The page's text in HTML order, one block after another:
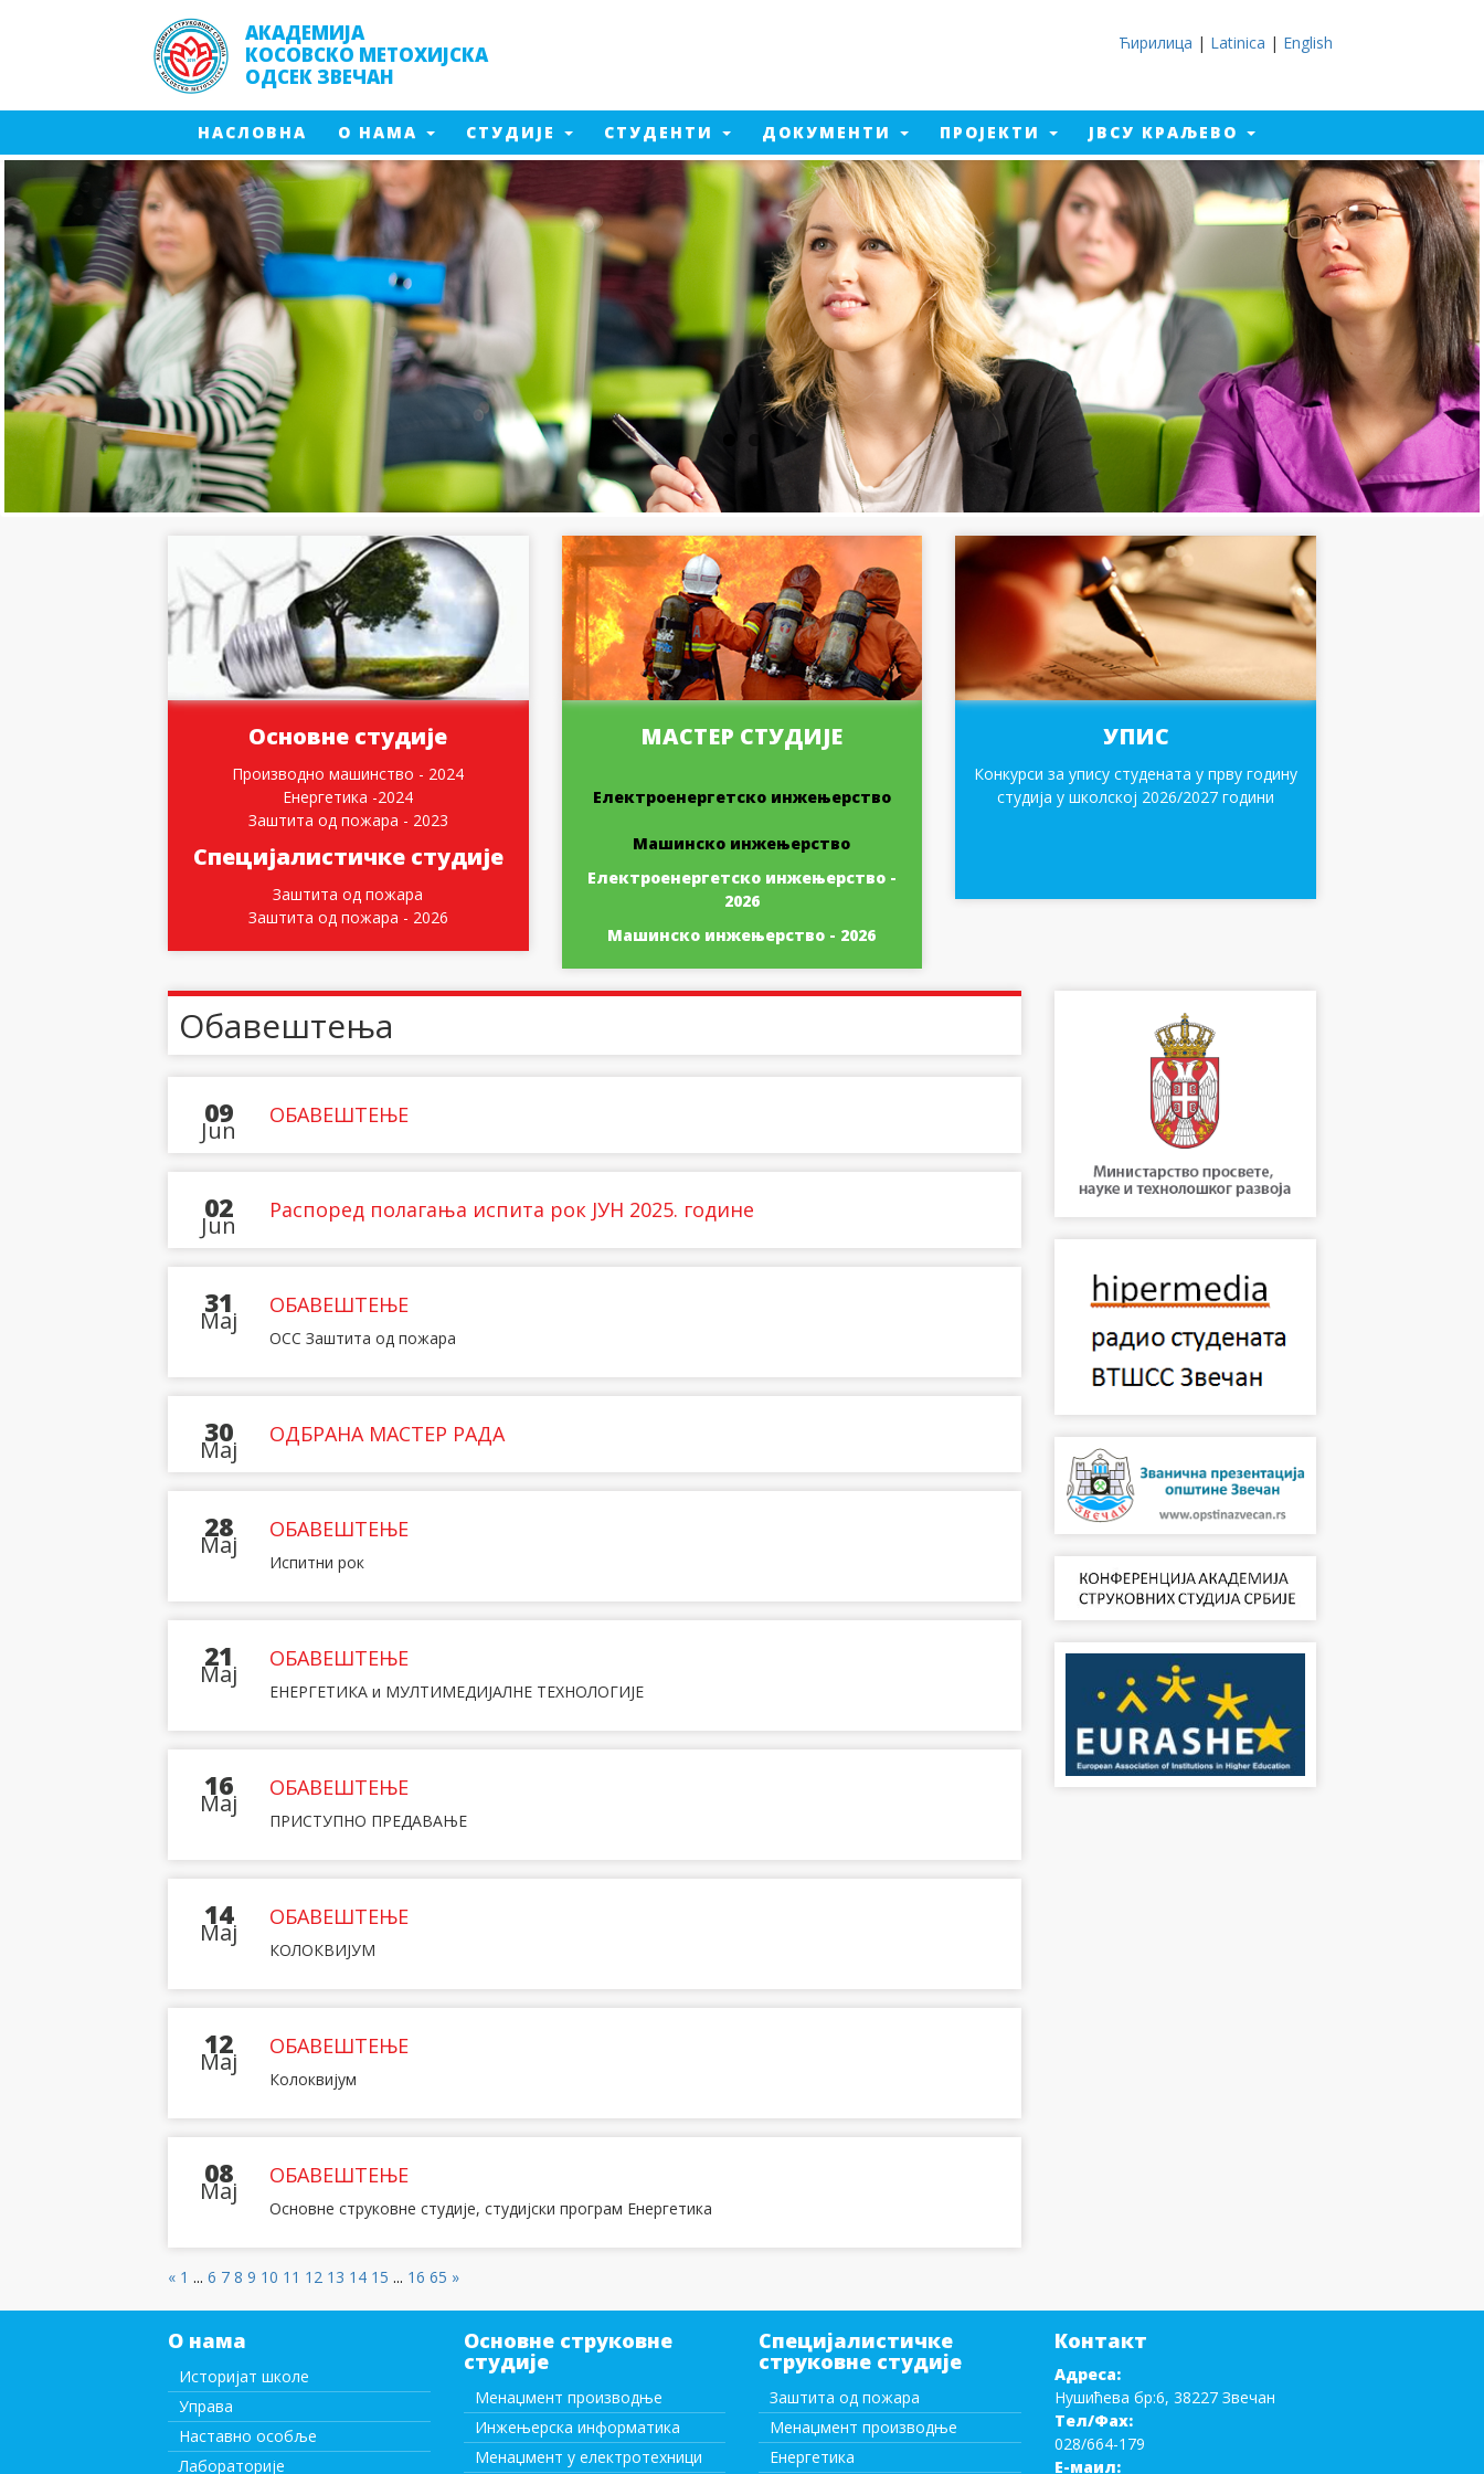
АКАДЕМИЈА
КОСОВСКО МЕТОХИЈСКА
ОДСЕК ЗВЕЧАН
Ћирилица | Latinica | English
(CURRENT)
НАСЛОВНА (CURRENT)
О НАМА СТУДИЈЕ
Менаџмент производње
Инжењерска информатика
Производно машинство - 2024
Енергетика- 2017
Енергетика -2024
Заштита од пожара - 2016
Заштита од пожара - 2023
Мултимедијалне технологије
Заштита од пожара
Менаџмент производње
Заштита од пожара - 2026
Енергетика
Мултимедијалне технологије
Електроенергетско
инжењерство
Машинско инжењерство
Електроенергетско
инжењерство - 2026
Машинско инжењерство - 2026
СТУДЕНТИ ДОКУМЕНТИ ПРОЈЕКТИ ЈВСУ КРАЉЕВО
Основне студије
Производно машинство - 2024
Енергетика -2024
Заштита од пожара - 2023
Специјалистичке студије
Заштита од пожара
Заштита од пожара - 2026
МАСТЕР СТУДИЈЕ
Електроенергетско инжењерство
Машинско инжењерство
Електроенергетско инжењерство -
2026
Машинско инжењерство - 2026
УПИС
Конкурси за упису студената у прву годину
студија у школској 2026/2027 години
Обавештења
09
Jun
ОБАВЕШТЕЊЕ
02
Jun
Распоред полагања испита рок ЈУН 2025. године
31
Maj
ОБАВЕШТЕЊЕ
ОСС Заштита од пожара
30
Maj
ОДБРАНА МАСТЕР РАДА
28
Maj
ОБАВЕШТЕЊЕ
Испитни рок
21
Maj
ОБАВЕШТЕЊЕ
ЕНЕРГЕТИКА и МУЛТИМЕДИЈАЛНЕ ТЕХНОЛОГИЈЕ
16
Maj
ОБАВЕШТЕЊЕ
ПРИСТУПНО ПРЕДАВАЊЕ
14
Maj
ОБАВЕШТЕЊЕ
КОЛОКВИЈУМ
12
Maj
ОБАВЕШТЕЊЕ
Колоквијум
08
Maj
ОБАВЕШТЕЊЕ
Основне струковне студије, студијски програм Енергетика
« 1 ... 6 7 8 9 10 11 12 13 14 15 ... 16 65 »
О нама
Историјат школе
Управа
Наставно особље
Лабораторије
Основне струковне
студије
Менаџмент производње
Инжењерска информатика
Менаџмент у електротехници
Специјалистичке
струковне студије
Заштита од пожара
Менаџмент производње
Енергетика
Контакт
Адреса:
Нушићева бр:6, 38227 Звечан
Тел/Фаx:
028/664-179
Е-маил: